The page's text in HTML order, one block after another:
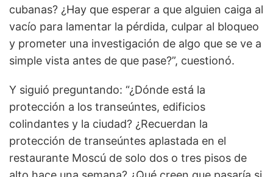
cubanas? ¿Hay que esperar a que alguien caiga al
vacío para lamentar la pérdida, culpar al bloqueo
y prometer una investigación de algo que se ve a
simple vista antes de que pase?”, cuestionó.
Y siguió preguntando: “¿Dónde está la
protección a los transeúntes, edificios
colindantes y la ciudad? ¿Recuerdan la
protección de transeúntes aplastada en el
restaurante Moscú de solo dos o tres pisos de